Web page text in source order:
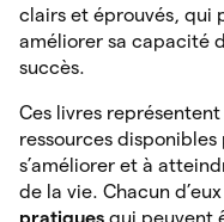
clairs et éprouvés, qui
améliorer sa capacité
succès.
Ces livres
ressources
s’améliorer et à
de la vie. Chacun
pratiques qui peuvent